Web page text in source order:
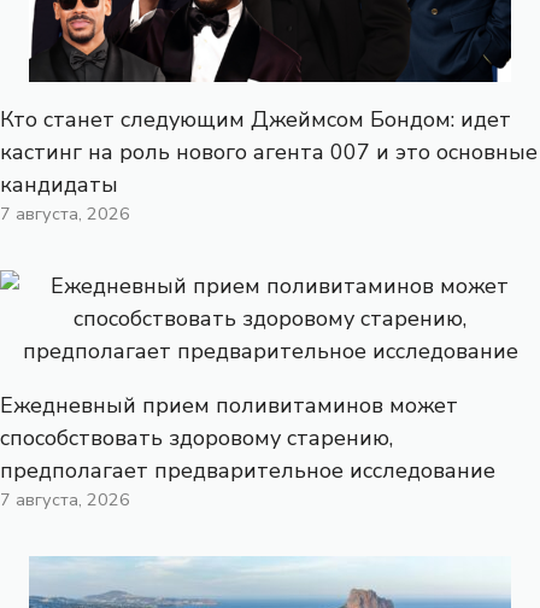
Кто станет следующим Джеймсом Бондом: идет
кастинг на роль нового агента 007 и это основные
кандидаты
7 августа, 2026
Ежедневный прием поливитаминов может
способствовать здоровому старению,
предполагает предварительное исследование
7 августа, 2026